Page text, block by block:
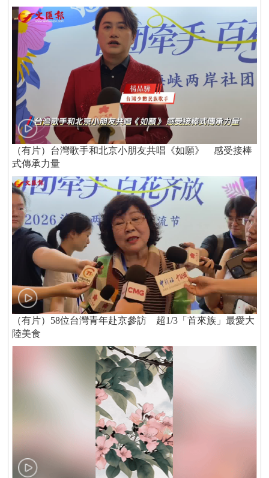
（有片）台灣歌手和北京小朋友共唱《如願》 感受接棒
式傳承力量
（有片）58位台灣青年赴京參訪 超1/3「首來族」最愛大
陸美食